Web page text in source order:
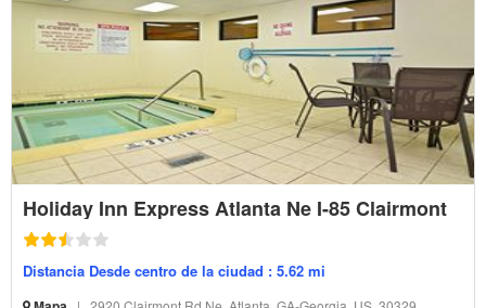
Holiday Inn Express Atlanta Ne I-85 Clairmont
Distancia Desde centro de la ciudad : 5.62 mi